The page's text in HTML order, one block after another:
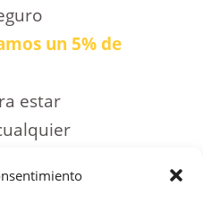
un 5% de
estar
Nosotros